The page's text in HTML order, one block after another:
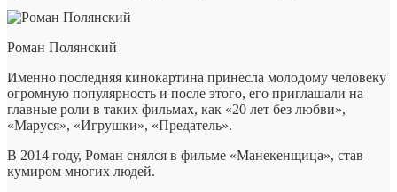
Роман Полянский
Именно последняя кинокартина принесла молодому человеку
огромную популярность и после этого, его приглашали на
главные роли в таких фильмах, как «20 лет без любви»,
«Маруся», «Игрушки», «Предатель».
В 2014 году, Роман снялся в фильме «Манекенщица», став
кумиром многих людей.